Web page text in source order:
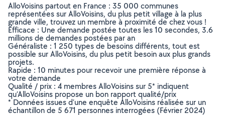
AlloVoisins partout en France : 35 000 communes
représentées sur AlloVoisins, du plus petit village à la plus
grande ville, trouvez un membre à proximité de chez vous !
Efficace : Une demande postée toutes les 10 secondes, 3.6
millions de demandes postées par an
Généraliste : 1 250 types de besoins différents, tout est
possible sur AlloVoisins, du plus petit besoin aux plus grands
projets.
Rapide : 10 minutes pour recevoir une première réponse à
votre demande
Qualité / prix : 4 membres AlloVoisins sur 5* indiquent
qu’AlloVoisins propose un bon rapport qualité/prix
* Données issues d’une enquête AlloVoisins réalisée sur un
échantillon de 5 671 personnes interrogées (Février 2024)